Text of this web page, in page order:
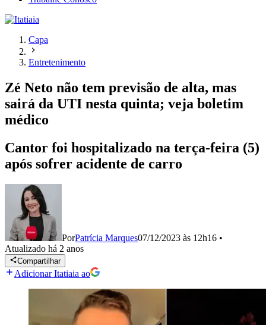
Capa
Entretenimento
Zé Neto não tem previsão de alta, mas
sairá da UTI nesta quinta; veja boletim
médico
Cantor foi hospitalizado na terça-feira (5)
após sofrer acidente de carro
PorPatrícia Marques07/12/2023 às 12h16 •
Atualizado há 2 anos
Compartilhar
Adicionar Itatiaia ao